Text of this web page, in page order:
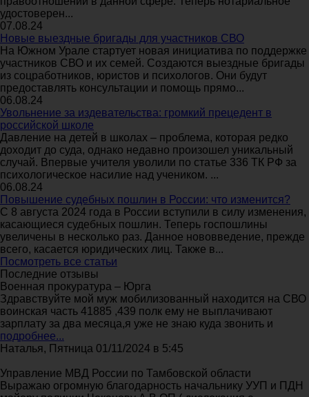
удостоверен...
07.08.24
Новые выездные бригады для участников СВО
На Южном Урале стартует новая инициатива по поддержке
участников СВО и их семей. Создаются выездные бригады
из соцработников, юристов и психологов. Они будут
предоставлять консультации и помощь прямо...
06.08.24
Увольнение за издевательства: громкий прецедент в
российской школе
Давление на детей в школах – проблема, которая редко
доходит до суда, однако недавно произошел уникальный
случай. Впервые учителя уволили по статье 336 ТК РФ за
психологическое насилие над учеником. ...
06.08.24
Повышение судебных пошлин в России: что изменится?
С 8 августа 2024 года в России вступили в силу изменения,
касающиеся судебных пошлин. Теперь госпошлины
увеличены в несколько раз. Данное нововведение, прежде
всего, касается юридических лиц. Также в...
Посмотреть все статьи
Последние отзывы
Военная прокуратура – Юрга
Здравствуйте мой муж мобилизованный находится на СВО
воинская часть 41885 ,439 полк ему не выплачивают
зарплату за два месяца,я уже не знаю куда звонить и
подробнее...
Наталья, Пятница 01/11/2024 в 5:45
Управление МВД России по Тамбовской области
Выражаю огромную благодарность начальнику УУП и ПДН